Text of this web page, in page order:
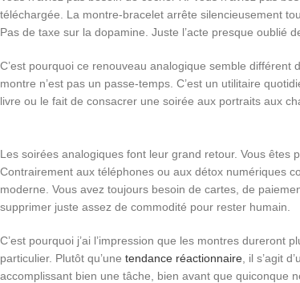
téléchargée. La montre-bracelet arrête silencieusement
Pas de taxe sur la dopamine. Juste l’acte presque oublié
C’est pourquoi ce renouveau analogique semble
montre n’est pas un passe-temps. C’est un utilitaire
livre ou le fait de consacrer une soirée aux portraits aux
Les soirées analogiques font leur grand retour. Vous êtes
Contrairement aux téléphones ou aux détox numériques
moderne. Vous avez toujours besoin de cartes, de
supprimer juste assez de commodité pour rester humain.
C’est pourquoi j’ai l’impression que les montres
particulier. Plutôt qu’une tendance réactionnaire , il s’agit
accomplissant bien une tâche, bien avant que quiconque